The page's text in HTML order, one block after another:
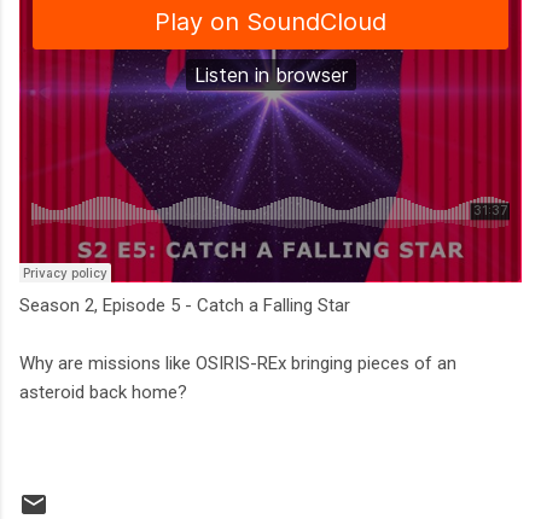
Season 2, Episode 5 - Catch a Falling Star
Why are missions like OSIRIS-REx bringing pieces of an
asteroid back home?